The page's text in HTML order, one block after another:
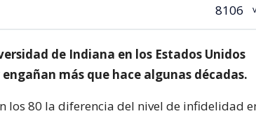
8106
de Indiana en los Estados Unidos
más que hace algunas décadas.
los 80 la diferencia del nivel de infidelidad